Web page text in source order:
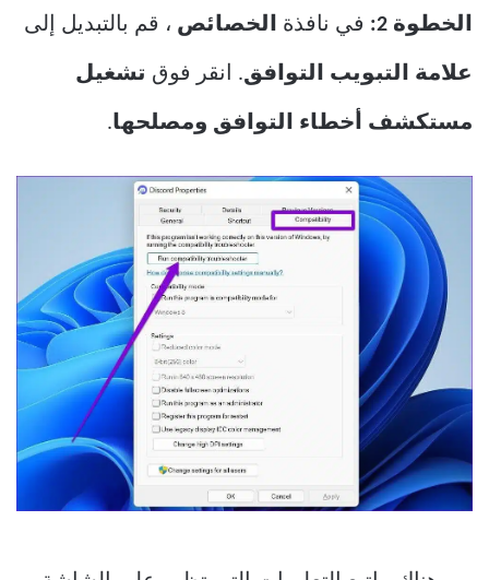
الخطوة 2: في نافذة الخصائص ، قم بالتبديل إلى
علامة التبويب التوافق. انقر فوق تشغيل
مستكشف أخطاء التوافق ومصلحها.